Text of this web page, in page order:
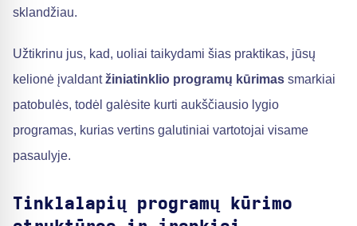
sklandžiau.
Užtikrinu jus, kad, uoliai taikydami šias praktikas, jūsų
kelionė įvaldantžiniatinklio programų kūrimas smarkiai
patobulės, todėl galėsite kurti aukščiausio lygio
programas, kurias vertins galutiniai vartotojai visame
pasaulyje.
Tinklalapių programų kūrimo